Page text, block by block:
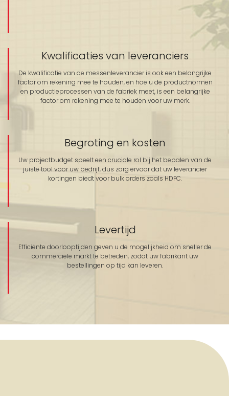
Kwalificaties van leveranciers
De kwalificatie van de messenleverancier is ook een belangrijke
factor om rekening mee te houden, en hoe u de productnormen
en productieprocessen van de fabriek meet, is een belangrijke
factor om rekening mee te houden voor uw merk.
Begroting en kosten
Uw projectbudget speelt een cruciale rol bij het bepalen van de
juiste tool voor uw bedrijf, dus zorg ervoor dat uw leverancier
kortingen biedt voor bulk orders zoals HDFC.
Levertijd
Efficiënte doorlooptijden geven u de mogelijkheid om sneller de
commerciële markt te betreden, zodat uw fabrikant uw
bestellingen op tijd kan leveren.